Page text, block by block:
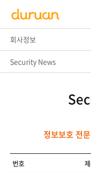
- 복리후생
회사정보
Security News
정보보호 전
번호